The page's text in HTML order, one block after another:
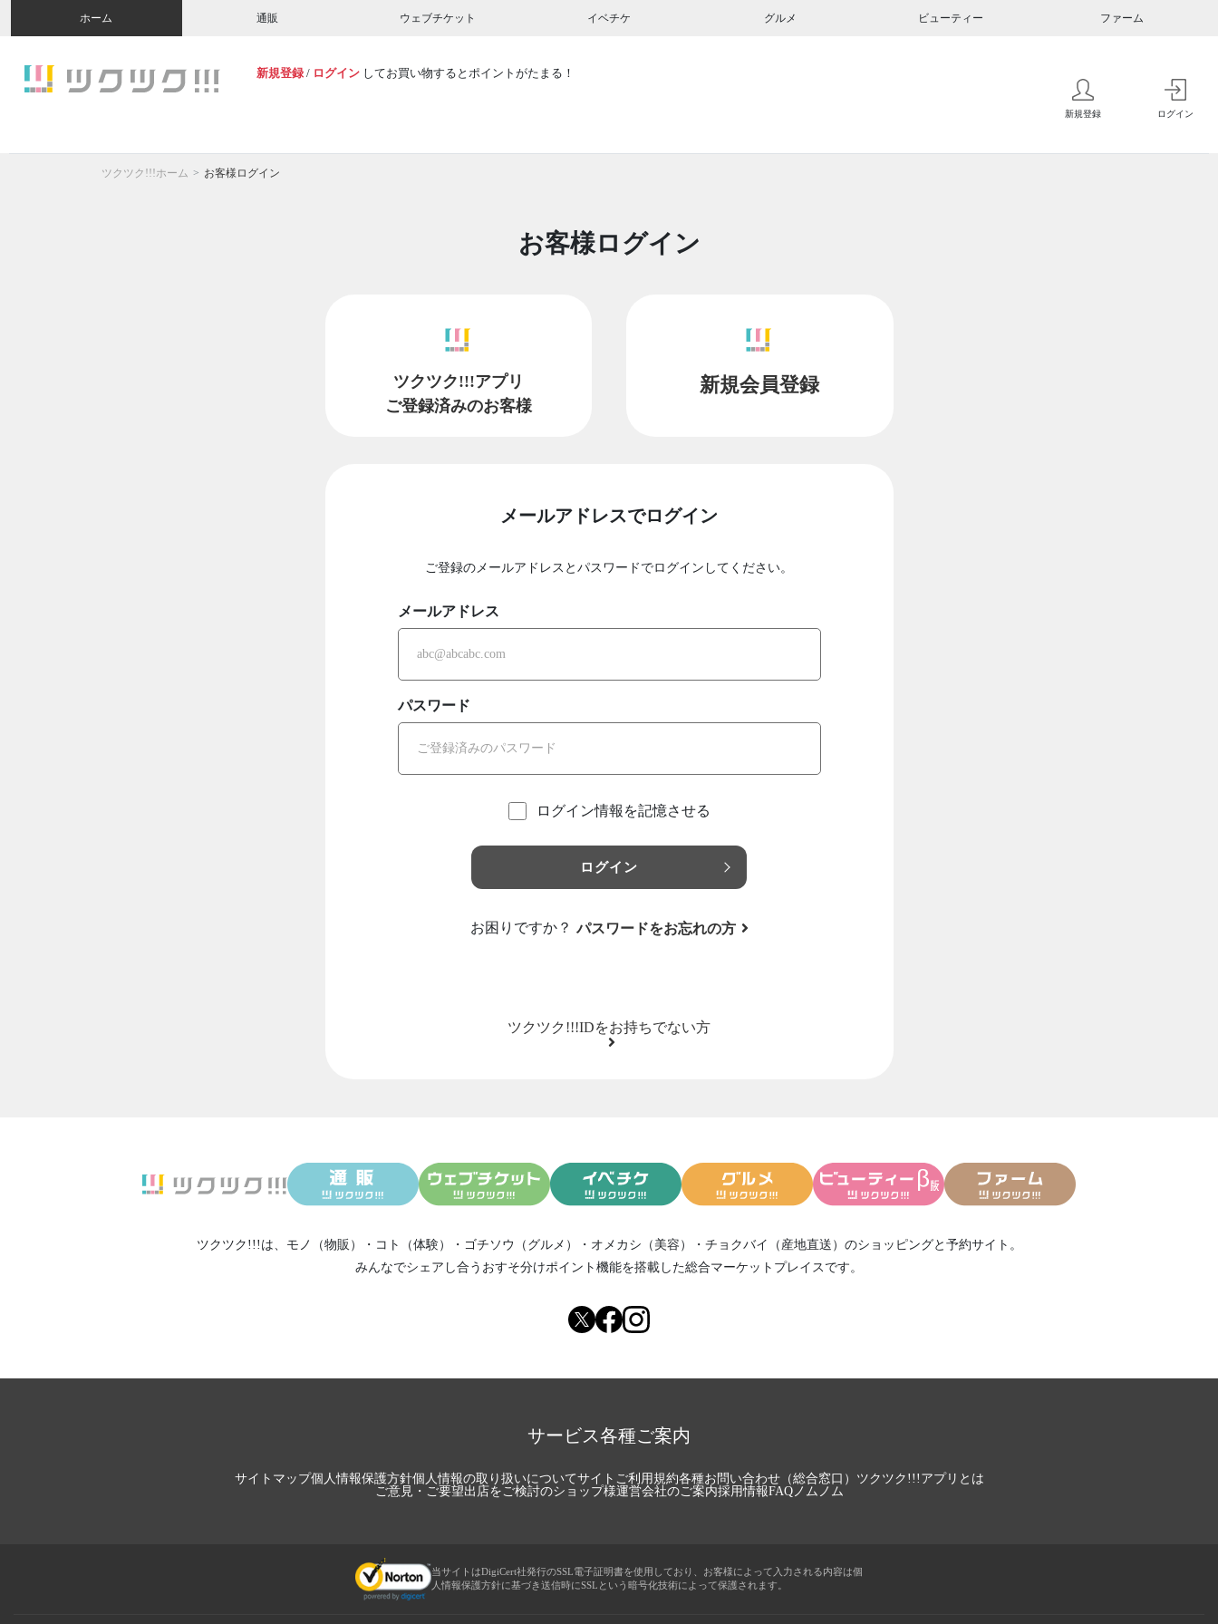
ホーム 通販 ウェブチケット イベチケ グルメ ビューティー ファーム
新規登録 / ログイン してお買い物するとポイントがたまる！
新規登録 ログイン
ツクツク!!!ホーム お客様ログイン
お客様ログイン
ツクツク!!!アプリ
ご登録済みのお客様
新規会員登録
メールアドレスでログイン
ご登録のメールアドレスとパスワードでログインしてください。
メールアドレス
パスワード
ログイン情報を記憶させる
ログイン
お困りですか？ パスワードをお忘れの方
ツクツク!!!IDをお持ちでない方
ツクツク!!!は、 モノ（物販） ・ コト（体験） ・ ゴチソウ（グルメ） ・ オメカシ（美容） ・ チョクバイ（産地直送） のショッピングと予約サイト。
みんなでシェアし合う おすそ分けポイント機能を搭載した総合マーケットプレイスです。
サービス各種ご案内
サイトマップ個人情報保護方針個人情報の取り扱いについてサイトご利用規約各種お問い合わせ（総合窓口） ツクツク!!!アプリとは
ご意見・ご要望出店をご検討のショップ様運営会社のご案内採用情報FAQノムノム
当サイトはDigiCert社発行のSSL電子証明書を使用しており、お客様によって入力される内容は個
人情報保護方針に基づき送信時にSSLという暗号化技術によって保護されます。